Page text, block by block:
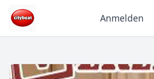
Anmelden